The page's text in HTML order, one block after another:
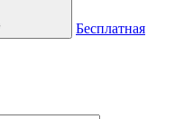
Бесплатная